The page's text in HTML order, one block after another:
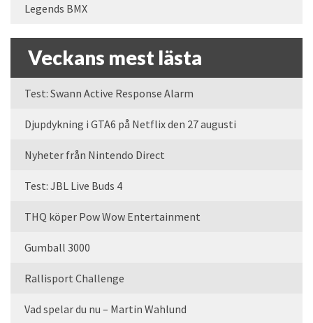
Legends BMX
Veckans mest lästa
Test: Swann Active Response Alarm
Djupdykning i GTA6 på Netflix den 27 augusti
Nyheter från Nintendo Direct
Test: JBL Live Buds 4
THQ köper Pow Wow Entertainment
Gumball 3000
Rallisport Challenge
Vad spelar du nu – Martin Wahlund